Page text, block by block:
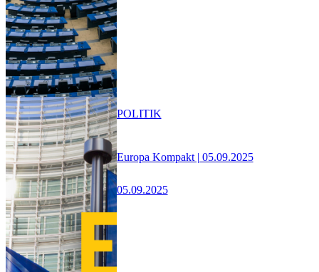
Europa Kompakt | 05.09.2025
05.09.2025
POLITIK